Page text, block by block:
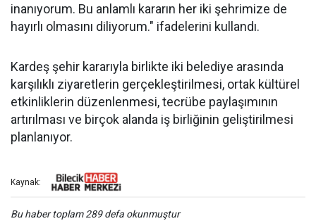
inanıyorum. Bu anlamlı kararın her iki şehrimize de
hayırlı olmasını diliyorum." ifadelerini kullandı.
Kardeş şehir kararıyla birlikte iki belediye arasında
karşılıklı ziyaretlerin gerçekleştirilmesi, ortak kültürel
etkinliklerin düzenlenmesi, tecrübe paylaşımının
artırılması ve birçok alanda iş birliğinin geliştirilmesi
planlanıyor.
Kaynak:
Bu haber toplam 289 defa okunmuştur